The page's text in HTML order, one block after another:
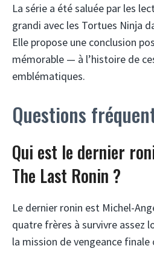
La série a été saluée par les
grandi avec les Tortues Ninja
Elle propose une conclusion
mémorable — à l’histoire de
emblématiques.
Questions
Qui est le dernier
The Last Ronin ?
Le dernier ronin est Michel-
quatre frères à survivre assez
la mission de vengeance